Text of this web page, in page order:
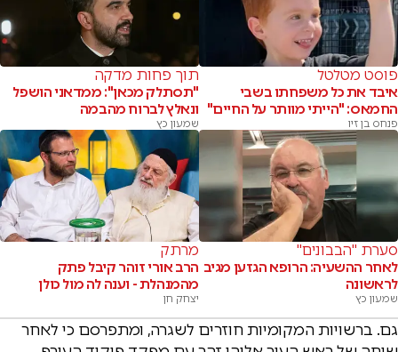
פוסט מטלטל
איבד את כל משפחתו בשבי
החמאס: "הייתי מוותר על החיים"
פנחס בן זיו
תוך פחות מדקה
"תסתלק מכאן": ממדאני הושפל
ונאלץ לברוח מהבמה
שמעון כץ
סערת "הבבונים"
לאחר ההשעיה: הרופא הגזען מגיב
לראשונה
שמעון כץ
מרתק
הרב אורי זוהר קיבל פתק
מהמנהלת - וענה לה מול כולן
יצחק חן
גם. ברשויות המקומיות חוזרים לשגרה, ומתפרסם כי לאחר